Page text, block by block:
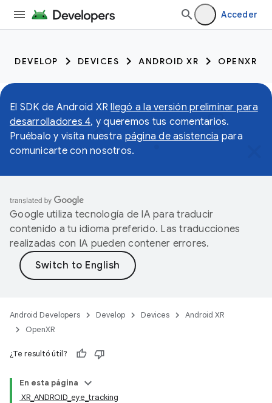
Acceder
DEVELOP DEVICES ANDROID XR OPENXR
El SDK de Android XRllegó a la versión preliminar para
desarrolladores 4, y queremos tus comentarios.
Pruébalo y visita nuestra página de asistencia para
comunicarte con nosotros.
Google utiliza tecnología de IA para traducir
contenido a tu idioma preferido. Las traducciones
realizadas con IA pueden contener errores.
Android Developers Develop Devices
Android XR
OpenXR
¿Te resultó útil?
En esta página
XR_ANDROID_eye_tracking